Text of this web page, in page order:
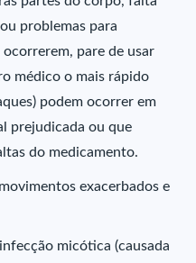
problemas para
ocorrerem, pare de usar
médico o mais rápido
podem ocorrer em
prejudicada ou que
do medicamento.
exacerbados e
micótica (causada